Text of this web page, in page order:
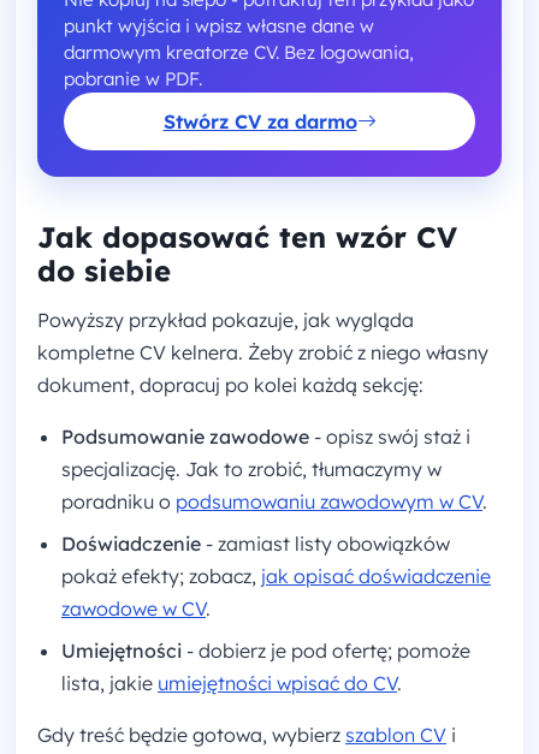
punkt wyjścia i wpisz własne dane w
darmowym kreatorze CV. Bez logowania,
pobranie w PDF.
Stwórz CV za darmo
Jak dopasować ten wzór CV
do siebie
Powyższy przykład pokazuje, jak wygląda
kompletne CV kelnera. Żeby zrobić z niego własny
dokument, dopracuj po kolei każdą sekcję:
Podsumowanie zawodowe - opisz swój staż i
specjalizację. Jak to zrobić, tłumaczymy w
poradniku o podsumowaniu zawodowym w CV.
Doświadczenie - zamiast listy obowiązków
pokaż efekty; zobacz, jak opisać doświadczenie
zawodowe w CV.
Umiejętności - dobierz je pod ofertę; pomoże
lista, jakie umiejętności wpisać do CV.
Gdy treść będzie gotowa, wybierz szablon CV i